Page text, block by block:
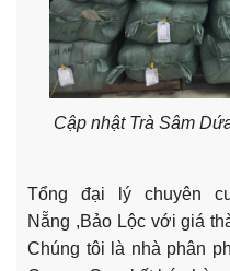
Cập nhật Trà Sâm
Tổng đại lý chuyên
Nẵng ,Bảo Lộc với giá
Chúng tôi là nhà phân